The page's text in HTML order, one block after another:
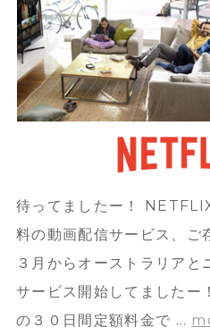
待ってましたー！
料の動画配信サービス、ご
３月からオーストラリアと
サービス開始してました
の３０日間定額料金で …